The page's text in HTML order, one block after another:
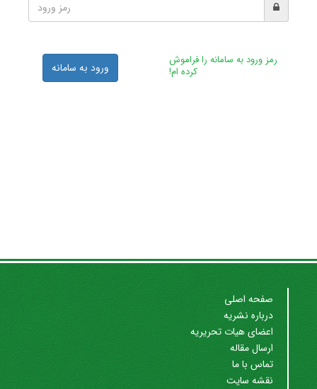
رمز ورود به سامانه را فراموش
کرده ام!
ورود به سامانه
صفحه اصلی
درباره نشریه
اعضای هیات تحریریه
ارسال مقاله
تماس با ما
نقشه سایت